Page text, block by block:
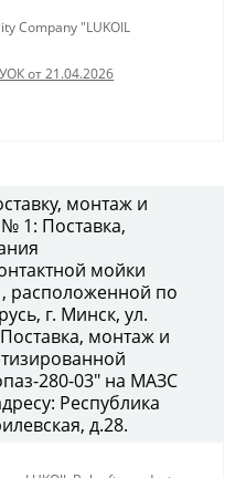
Company "LUKOIL
от 21.04.2026
монтаж и
1: Поставка,
мойки
расположенной по
г. Минск, ул.
монтаж и
280-03" на МАЗС
Республика
д.28.